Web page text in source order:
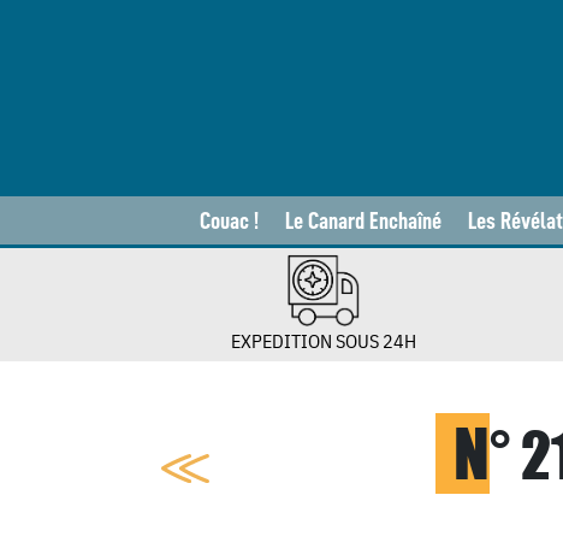
Couac ! Le Canard Enchaîné Les
EXPEDITION SOUS 24H
N°